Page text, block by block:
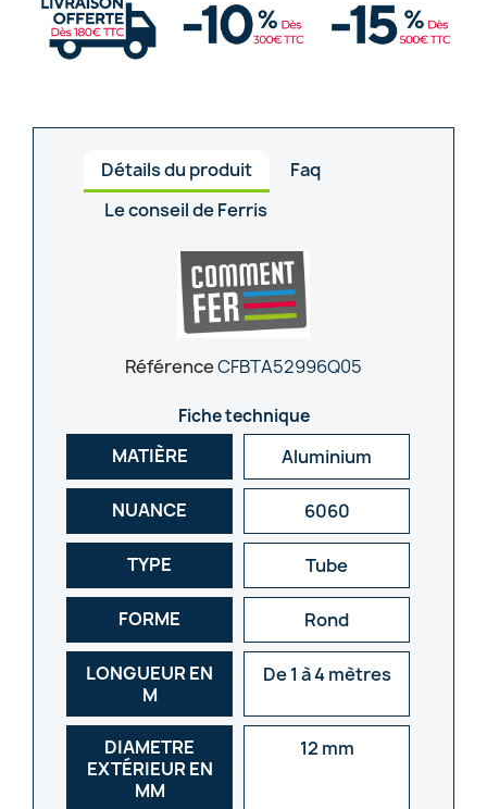
Détails du produit
Faq
Le conseil de Ferris
RéférenceCFBTA52996Q05
Fiche technique
MATIÈRE Aluminium
NUANCE 6060
TYPE Tube
FORME Rond
LONGUEUR EN
M
De 1 à 4 mètres
DIAMETRE
EXTÉRIEUR EN
MM
12 mm